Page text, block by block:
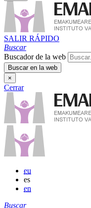
SALIR RÁPIDO
Buscar
Buscador de la web
×
Cerrar
eu
es
en
Buscar